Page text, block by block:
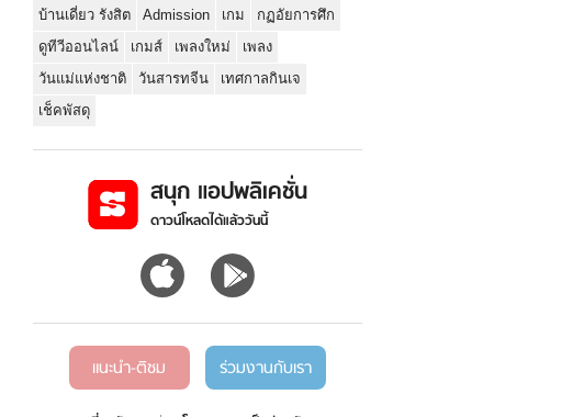
บ้านเดี่ยว รังสิต
Admission เกม
กฏอัยการศึก
ดูทีวีออนไลน์
เกมส์ เพลงใหม่
เพลง
วันแม่แห่งชาติ
วันสารทจีน
เทศกาลกินเจ
เช็คพัสดุ
สนุก แอปพลิเคชั่น
ดาวน์โหลดได้แล้ววันนี้
แนะนำ-ติชม ร่วมงานกับเรา